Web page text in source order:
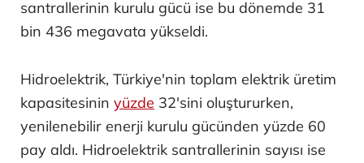
santrallerinin kurulu gücü ise bu dönemde 31
bin 436 megavata yükseldi.
Hidroelektrik, Türkiye'nin toplam elektrik üretim
kapasitesinin yüzde 32'sini oluştururken,
yenilenebilir enerji kurulu gücünden yüzde 60
pay aldı. Hidroelektrik santrallerinin sayısı ise